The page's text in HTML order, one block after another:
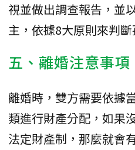
視並做出調查報告，並
主，依據8大原則來判
五、離婚注意事
離婚時，雙方需要依據
類進行財產分配，如果
法定財產制，那麼就會